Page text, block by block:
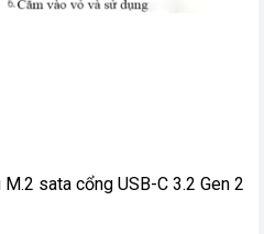
sata cổng USB-C 3.2 Gen 2